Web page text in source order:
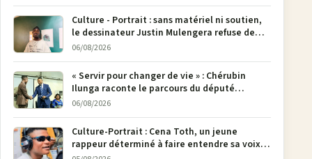
Culture - Portrait : sans matériel ni soutien,
le dessinateur Justin Mulengera refuse de
poser son crayon
06/08/2026
« Servir pour changer de vie » : Chérubin
Ilunga raconte le parcours du député
national Jethro Muyombi Tshimbu en 137
06/08/2026
Culture-Portrait : Cena Toth, un jeune
rappeur déterminé à faire entendre sa voix à